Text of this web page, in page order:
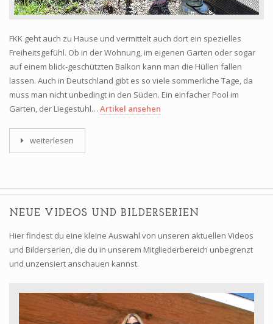
FKK geht auch zu Hause und vermittelt auch dort ein spezielles
Freiheitsgefühl. Ob in der Wohnung, im eigenen Garten oder sogar
auf einem blick-geschützten Balkon kann man die Hüllen fallen
lassen. Auch in Deutschland gibt es so viele sommerliche Tage, da
muss man nicht unbedingt in den Süden. Ein einfacher Pool im
Garten, der Liegestuhl… Artikel ansehen
weiterlesen
NEUE VIDEOS UND BILDERSERIEN
Hier findest du eine kleine Auswahl von unseren aktuellen Videos
und Bilderserien, die du in unserem Mitgliederbereich unbegrenzt
und unzensiert anschauen kannst.